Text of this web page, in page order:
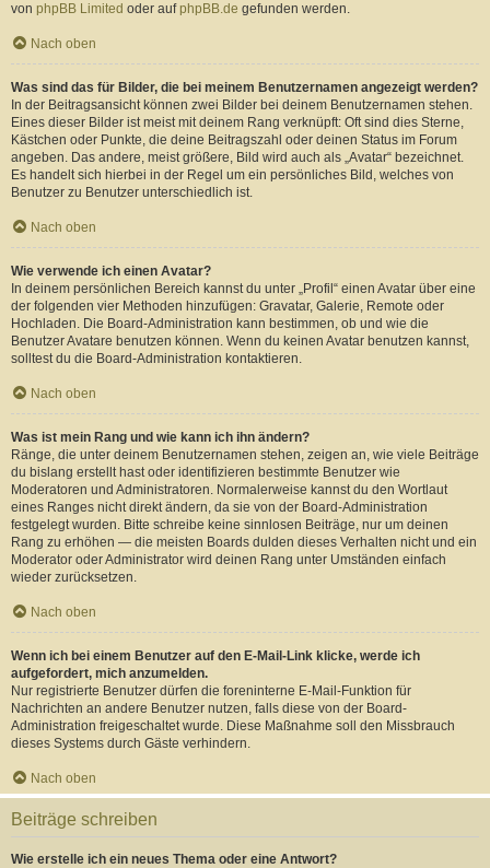
von phpBB Limited oder aufphpBB.de gefunden werden.
Nach oben
Was sind das für Bilder, die bei meinem Benutzernamen angezeigt werden?
In der Beitragsansicht können zwei Bilder bei deinem Benutzernamen stehen.
Eines dieser Bilder ist meist mit deinem Rang verknüpft: Oft sind dies Sterne,
Kästchen oder Punkte, die deine Beitragszahl oder deinen Status im Forum
angeben. Das andere, meist größere, Bild wird auch als „Avatar“ bezeichnet.
Es handelt sich hierbei in der Regel um ein persönliches Bild, welches von
Benutzer zu Benutzer unterschiedlich ist.
Nach oben
Wie verwende ich einen Avatar?
In deinem persönlichen Bereich kannst du unter „Profil“ einen Avatar über eine
der folgenden vier Methoden hinzufügen: Gravatar, Galerie, Remote oder
Hochladen. Die Board-Administration kann bestimmen, ob und wie die
Benutzer Avatare benutzen können. Wenn du keinen Avatar benutzen kannst,
solltest du die Board-Administration kontaktieren.
Nach oben
Was ist mein Rang und wie kann ich ihn ändern?
Ränge, die unter deinem Benutzernamen stehen, zeigen an, wie viele Beiträge
du bislang erstellt hast oder identifizieren bestimmte Benutzer wie
Moderatoren und Administratoren. Normalerweise kannst du den Wortlaut
eines Ranges nicht direkt ändern, da sie von der Board-Administration
festgelegt wurden. Bitte schreibe keine sinnlosen Beiträge, nur um deinen
Rang zu erhöhen — die meisten Boards dulden dieses Verhalten nicht und ein
Moderator oder Administrator wird deinen Rang unter Umständen einfach
wieder zurücksetzen.
Nach oben
Wenn ich bei einem Benutzer auf den E-Mail-Link klicke, werde ich
aufgefordert, mich anzumelden.
Nur registrierte Benutzer dürfen die foreninterne E-Mail-Funktion für
Nachrichten an andere Benutzer nutzen, falls diese von der Board-
Administration freigeschaltet wurde. Diese Maßnahme soll den Missbrauch
dieses Systems durch Gäste verhindern.
Nach oben
Beiträge schreiben
Wie erstelle ich ein neues Thema oder eine Antwort?